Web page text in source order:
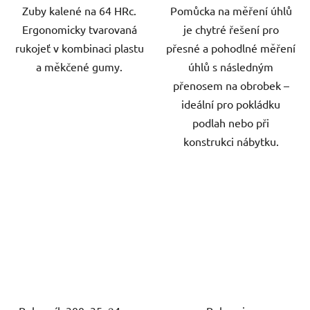
Zuby kalené na 64 HRc.
Ergonomicky tvarovaná
rukojeť v kombinaci plastu
a měkčené gumy.
Pomůcka na měření úhlů
je chytré řešení pro
přesné a pohodlné měření
úhlů s následným
přenosem na obrobek –
ideální pro pokládku
podlah nebo při
konstrukci nábytku.